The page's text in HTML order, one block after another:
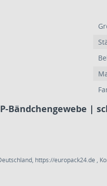
Bändchengewebe |
https://europack24.de ,